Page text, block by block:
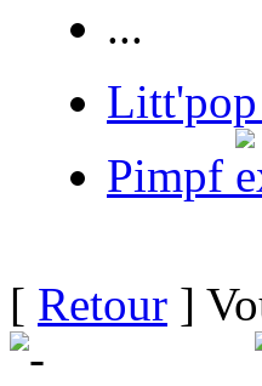
...
Litt'pop
Pimpf
[ Retour ]